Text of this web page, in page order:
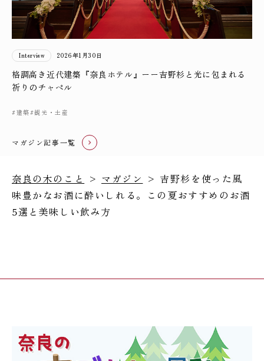
Interview 2026年1月30日
格調高き近代建築『奈良ホテル』ーー吉野杉と光に包まれる
祈りのチャペル
#建築#観光・土産
マガジン記事一覧
奈良の木のこと > マガジン > 吉野杉を使った風
味豊かなお酒に酔いしれる。この夏おすすめのお酒
5選と美味しい飲み方